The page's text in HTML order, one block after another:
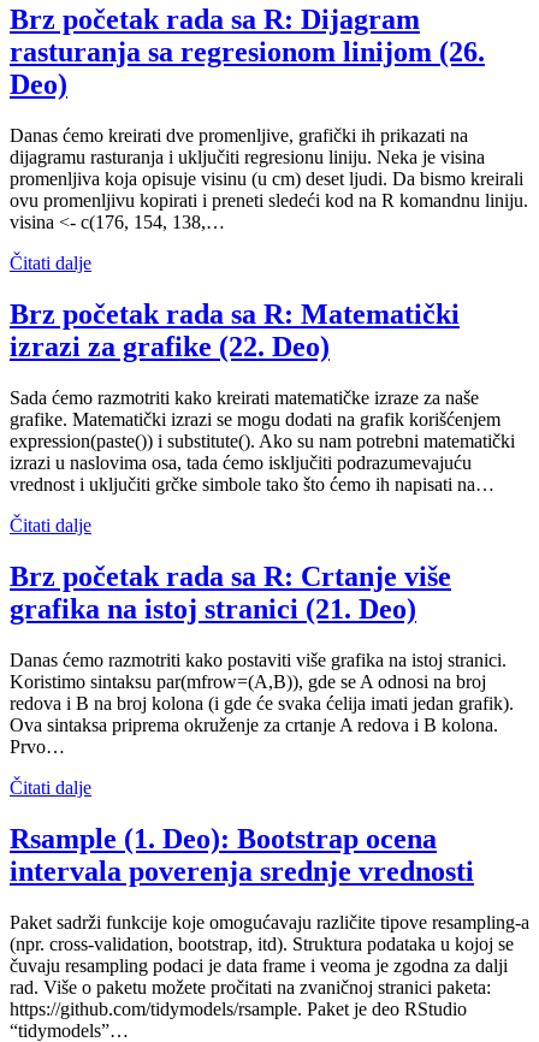
Brz početak rada sa R: Dijagram
rasturanja sa regresionom linijom (26.
Deo)
Danas ćemo kreirati dve promenljive, grafički ih prikazati na
dijagramu rasturanja i uključiti regresionu liniju. Neka je visina
promenljiva koja opisuje visinu (u cm) deset ljudi. Da bismo kreirali
ovu promenljivu kopirati i preneti sledeći kod na R komandnu liniju.
visina <- c(176, 154, 138,…
Čitati dalje
Brz početak rada sa R: Matematički
izrazi za grafike (22. Deo)
Sada ćemo razmotriti kako kreirati matematičke izraze za naše
grafike. Matematički izrazi se mogu dodati na grafik korišćenjem
expression(paste()) i substitute(). Ako su nam potrebni matematički
izrazi u naslovima osa, tada ćemo isključiti podrazumevajuću
vrednost i uključiti grčke simbole tako što ćemo ih napisati na…
Čitati dalje
Brz početak rada sa R: Crtanje više
grafika na istoj stranici (21. Deo)
Danas ćemo razmotriti kako postaviti više grafika na istoj stranici.
Koristimo sintaksu par(mfrow=(A,B)), gde se A odnosi na broj
redova i B na broj kolona (i gde će svaka ćelija imati jedan grafik).
Ova sintaksa priprema okruženje za crtanje A redova i B kolona.
Prvo…
Čitati dalje
Rsample (1. Deo): Bootstrap ocena
intervala poverenja srednje vrednosti
Paket sadrži funkcije koje omogućavaju različite tipove resampling-a
(npr. cross-validation, bootstrap, itd). Struktura podataka u kojoj se
čuvaju resampling podaci je data frame i veoma je zgodna za dalji
rad. Više o paketu možete pročitati na zvaničnoj stranici paketa:
https://github.com/tidymodels/rsample. Paket je deo RStudio
“tidymodels”…